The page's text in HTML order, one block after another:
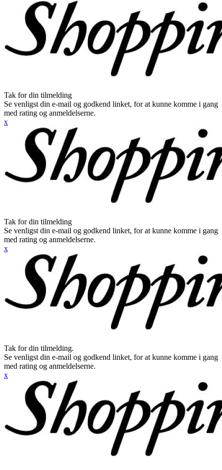
Tak for din tilmelding
Se venligst din e-mail og godkend linket, for at kunne komme i gang
med rating og anmeldelserne.
x
Tak for din tilmelding
Se venligst din e-mail og godkend linket, for at kunne komme i gang
med rating og anmeldelserne.
x
Tak for din tilmelding.
Se venligst din e-mail og godkend linket, for at kunne komme i gang
med rating og anmeldelserne.
x